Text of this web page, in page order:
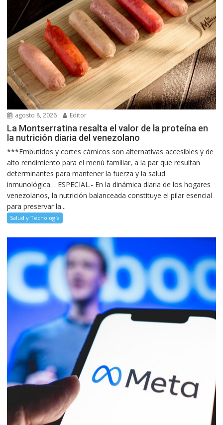
agosto 8, 2026 Editor
La Montserratina resalta el valor de la proteína en
la nutrición diaria del venezolano
***Embutidos y cortes cárnicos son alternativas accesibles y de
alto rendimiento para el menú familiar, a la par que resultan
determinantes para mantener la fuerza y la salud
inmunológica… ESPECIAL.- En la dinámica diaria de los hogares
venezolanos, la nutrición balanceada constituye el pilar esencial
para preservar la...
Salud y Tecnología